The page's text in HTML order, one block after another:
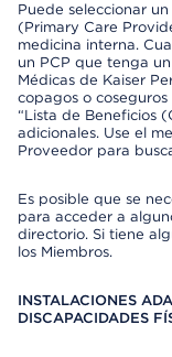
Puede seleccionar
(Primary Care
medicina interna.
un PCP que tenga
Médicas de Kaiser
copagos o coseguros
“Lista de Beneficios
adicionales. Use el
Proveedor para
Es posible que se
para acceder a
directorio. Si tiene
los Miembros.
INSTALACIONES
DISCAPACIDADES